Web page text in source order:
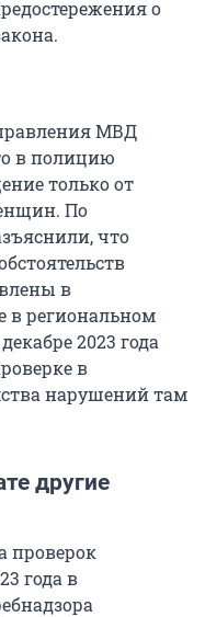
о
МВД
в полицию
только от
По
что
в
в региональном
2023 года
в
нарушений там
другие
проверок
года в